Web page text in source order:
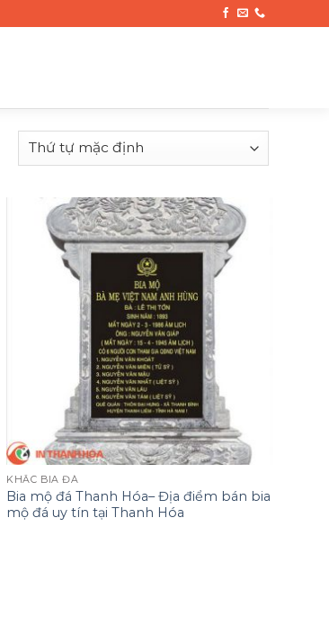
KHẮC BIA ĐÁ
Bia mộ đá Thanh Hóa– Địa điểm bán bia
mộ đá uy tín tại Thanh Hóa